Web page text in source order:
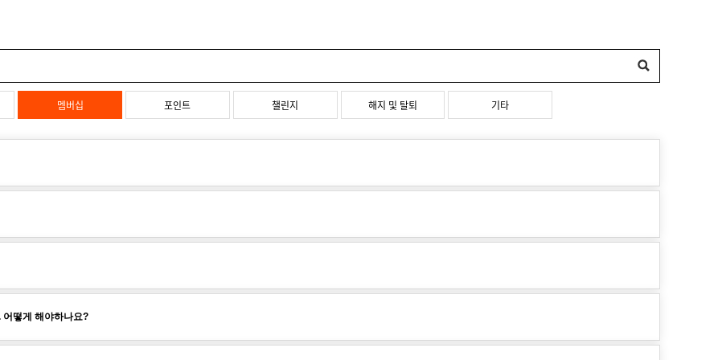
멤버십 포인트 챌린지 해지 및 탈퇴 기타
어떻게 해야하나요?